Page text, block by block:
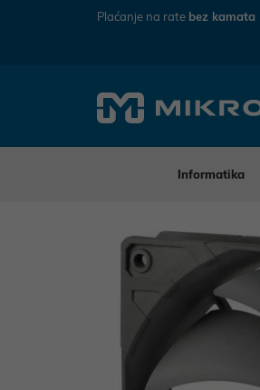
Plaćanje na rate bez kamata
Informatika